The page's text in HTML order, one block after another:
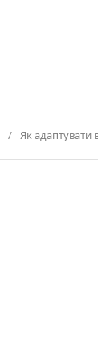
Як адаптувати